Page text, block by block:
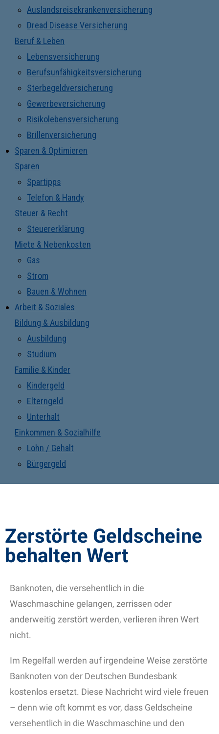
Auslandsreisekrankenversicherung
Dread Disease Versicherung
Beruf & Leben
Lebensversicherung
Berufsunfähigkeitsversicherung
Sterbegeldversicherung
Gewerbeversicherung
Risikolebensversicherung
Brillenversicherung
Sparen & Optimieren
Sparen
Spartipps
Telefon & Handy
Steuer & Recht
Steuererklärung
Miete & Nebenkosten
Gas
Strom
Bauen & Wohnen
Arbeit & Soziales
Bildung & Ausbildung
Ausbildung
Studium
Familie & Kinder
Kindergeld
Elterngeld
Unterhalt
Einkommen & Sozialhilfe
Lohn / Gehalt
Bürgergeld
Zerstörte Geldscheine
behalten Wert
Banknoten, die versehentlich in die
Waschmaschine gelangen, zerrissen oder
anderweitig zerstört werden, verlieren ihren Wert
nicht.
Im Regelfall werden auf irgendeine Weise zerstörte
Banknoten von der Deutschen Bundesbank
kostenlos ersetzt. Diese Nachricht wird viele freuen
– denn wie oft kommt es vor, dass Geldscheine
versehentlich in die Waschmaschine und den